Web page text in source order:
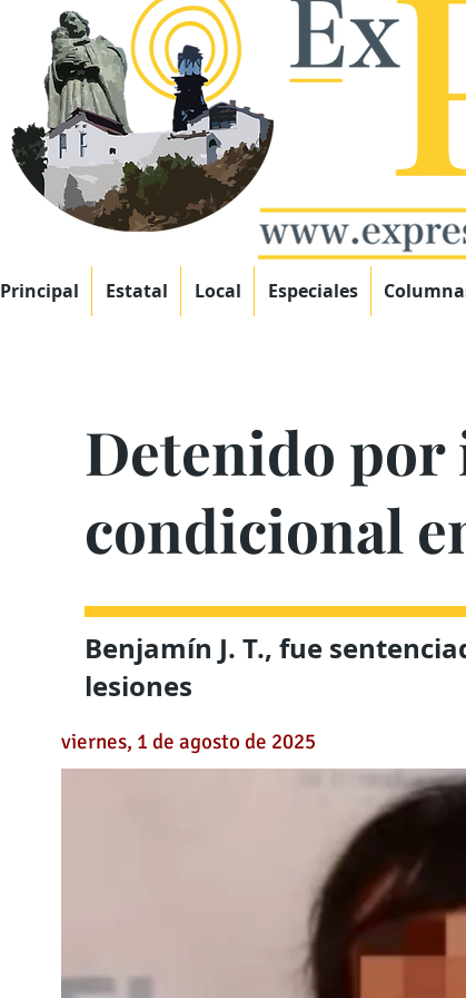
Principal Estatal Local Especiales
Detenido
condicional
Benjamín J. T., fue
lesiones
viernes, 1 de agosto de 2025